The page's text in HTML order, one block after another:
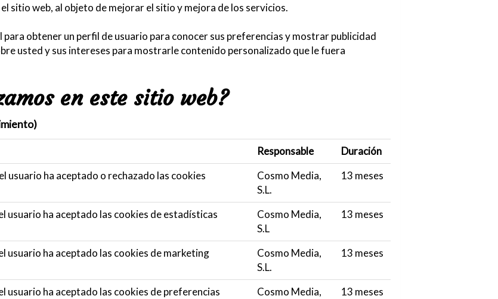
sitio web, al objeto de mejorar el sitio y mejora de los servicios.
obtener un perfil de usuario para conocer sus preferencias y mostrar publicidad
usted y sus intereses para mostrarle contenido personalizado que le fuera
en este sitio web?
Responsable
Duración
usuario ha aceptado o rechazado las cookies
Cosmo Media,
S.L.
13 meses
usuario ha aceptado las cookies de estadísticas
Cosmo Media,
S.L
13 meses
usuario ha aceptado las cookies de marketing
Cosmo Media,
S.L.
13 meses
usuario ha aceptado las cookies de preferencias
Cosmo Media,
13 meses